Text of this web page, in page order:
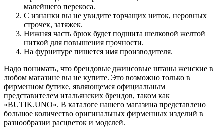
малейшего перекоса.
С изнанки вы не увидите торчащих ниток, неровных
строчек, затяжек.
Нижняя часть брюк будет подшита шелковой желтой
ниткой для повышения прочности.
На фурнитуре пишется имя производителя.
Надо понимать, что брендовые джинсовые штаны женские в
любом магазине вы не купите. Это возможно только в
фирменном бутике, являющемся официальным
представителем итальянских брендов, таком как
«BUTIK.UNO». В каталоге нашего магазина представлено
большое количество оригинальных фирменных изделий в
разнообразии расцветок и моделей.